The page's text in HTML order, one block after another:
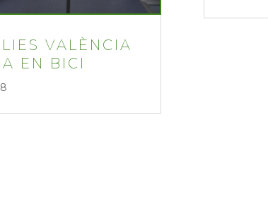
VALÈNCIA
EN BICI